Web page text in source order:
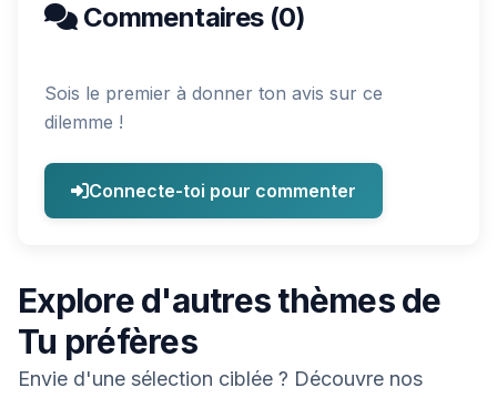
Commentaires (0)
Sois le premier à donner ton avis sur ce
dilemme !
Connecte-toi pour commenter
Explore d'autres thèmes de
Tu préfères
Envie d'une sélection ciblée ? Découvre nos